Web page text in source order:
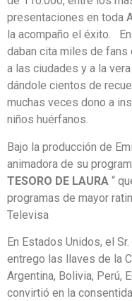
presentaciones en toda
la acompaño el éxito.
daban cita miles de fans
a las ciudades y a la
dándole cientos de
muchas veces dono a
niños huérfanos.
Bajo la producción de
animadora de su
TESORO DE LAURA “
programas de mayor
Televisa
En Estados Unidos, el
entrego las llaves de la
Argentina, Bolivia, Perú,
convirtió en la